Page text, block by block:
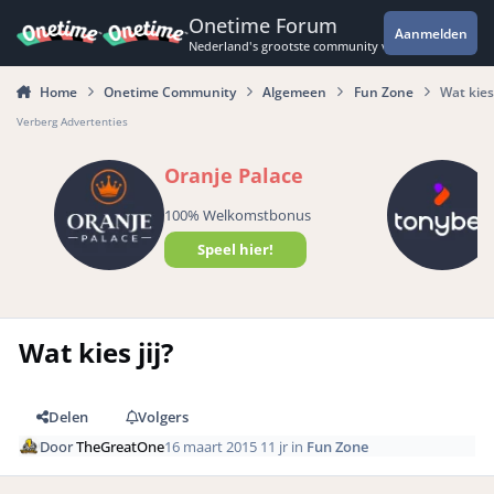
Onetime Forum
Nederland's grootste community voor de
Aanmelden
Home Onetime Community Algemeen Fun Zone Wat
Verberg Advertenties
Oranje Palace
100% Welkomstbonus
Speel hier!
Wat kies jij?
Delen
Volgers
DoorTheGreatOne16 maart 2015 11 jr in Fun Zone